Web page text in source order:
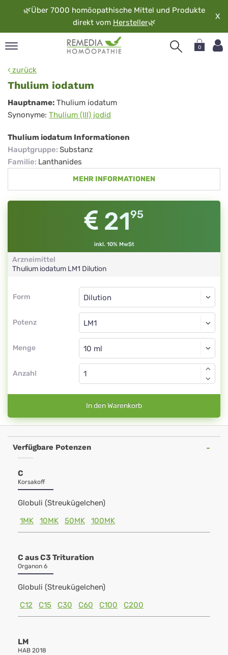
🌿Über 7000 homöopathische Mittel und Produkte
direkt vom Hersteller🌿
X
0
zurück
Thulium iodatum
Thulium
iodatum
Hauptname: Thulium iodatum
Synonyme: Thulium (III) jodid
Thulium iodatum Informationen
Hauptgruppe: Substanz
Familie: Lanthanides
MEHR INFORMATIONEN
2195
inkl. 10% MwSt
Arzneimittel
Thulium iodatum LM1 Dilution
Form
Form
Potenz
Dilution
LM1
Menge
Dilution
Anzahl
In den Warenkorb
Verfügbare Potenzen
C
Korsakoff
Globuli (Streukügelchen)
1MK
10MK 50MK 100MK
C aus C3 Trituration
Organon 6
Globuli (Streukügelchen)
C12
C15 C30 C60 C100 C200
LM
HAB 2018